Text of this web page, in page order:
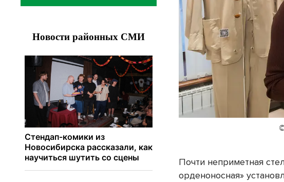
Почти неприметная
орденоносная»